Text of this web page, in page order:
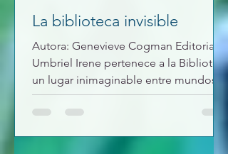
La biblioteca invisible
Autora: Genevieve Cogman Editorial:
Umbriel Irene pertenece a la Biblioteca
un lugar inimaginable entre mundos,
dónde se guardan libros de todos
ellos y su labor es rescatarlos y